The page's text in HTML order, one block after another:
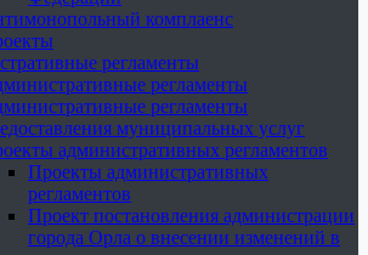
комплаенс
регламенты
регламенты
регламенты
муниципальных услуг
административных регламентов
Проекты административных
регламентов
Проект постановления администрации
города Орла о внесении изменений в